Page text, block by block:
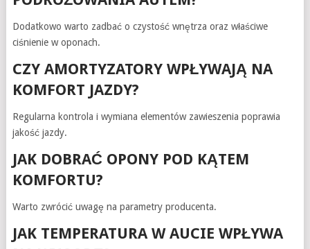
Dodatkowo warto zadbać o czystość wnętrza oraz właściwe
ciśnienie w oponach.
CZY AMORTYZATORY WPŁYWAJĄ NA
KOMFORT JAZDY?
Regularna kontrola i wymiana elementów zawieszenia poprawia
jakość jazdy.
JAK DOBRAĆ OPONY POD KĄTEM
KOMFORTU?
Warto zwrócić uwagę na parametry producenta.
JAK TEMPERATURA W AUCIE WPŁYWA